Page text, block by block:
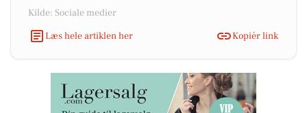
Kilde: Sociale medier
Læs hele artiklen her
Kopiér link